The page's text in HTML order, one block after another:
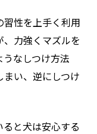
性を上手く利用
力強くマズルを
なしつけ方法
い、逆にしつけ
と犬は安心する